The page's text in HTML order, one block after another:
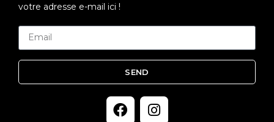
votre adresse e-mail ici !
SEND